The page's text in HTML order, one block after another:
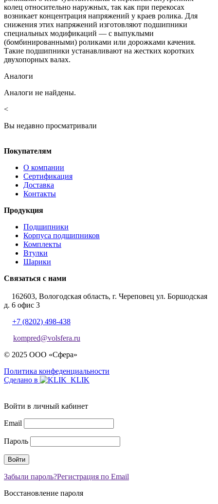
колец относительно наружных, так как при перекосах
возникает концентрация напряжений у краев ролика. Для
снижения этих напряжений изготовляют подшипники
специальных модификаций — с выпуклыми
(бомбинированными) роликами или дорожками качения.
Такие подшипники устанавливают на жестких коротких
двухопорных валах.
Аналоги
Аналоги не найдены.
<
Вы недавно просматривали
Покупателям
О компании
Сертификация
Доставка
Контакты
Продукция
Подшипники
Корпуса подшипников
Комплекты
Втулки
Шарики
Связаться с нами
162603, Вологодская область, г. Череповец ул. Боршодская
д. 6 офис 3
+7 (8202) 498-438
kompred@volsfera.ru
© 2025 ООО «Сфера»
Политика конфеденциальности
Сделано в
Войти в личный кабинет
Email
Пароль
Забыли пароль?Регистрация по Email
Восстановление пароля